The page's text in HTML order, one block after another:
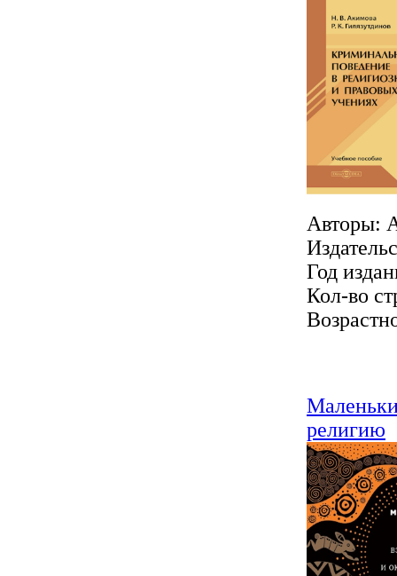
Авторы:
Год
Кол-во
религию